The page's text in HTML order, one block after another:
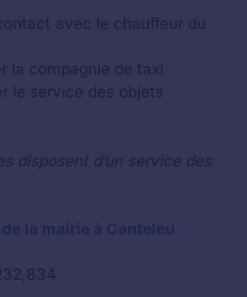
avec le chauffeur du
la compagnie de taxi
le service des objets
disposent d’un service des
la mairie à Canteleu